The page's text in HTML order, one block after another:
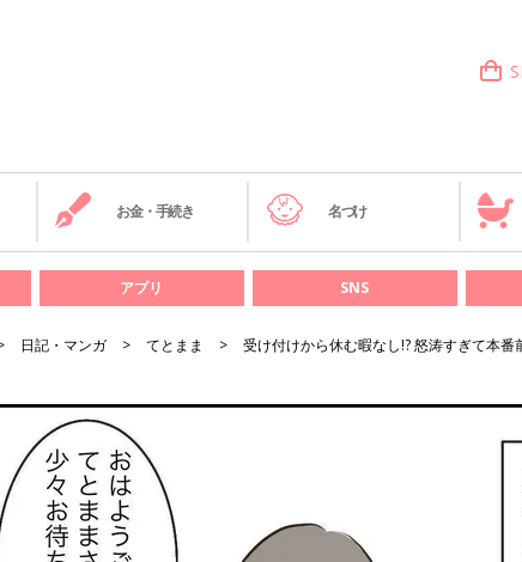
お金・手続き 名づけ
アプリ SNS
日記・マンガ てとまま 受け付けから休む暇なし!? 怒涛すぎて本